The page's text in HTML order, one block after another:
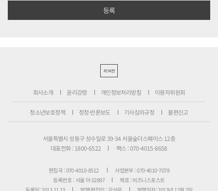
PC버전
회사소개 윤리강령 개인정보처리방침 이용자위원회
청소년보호정책 정정·반론보도 기사심의규정 불편신고
서울특별시 성동구 성수일로 39-34 서울숲더스페이스 12층
대표전화 : 1800-6522
팩스 : 070-4015-8658
편집국 : 070-4010-8512
사업본부 : 070-4010-7078
등록번호 : 서울 아 02897
제호 : 비즈니스포스트